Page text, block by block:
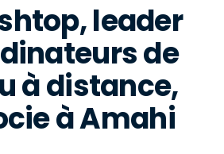
leader
de
à distance,
à Amahi